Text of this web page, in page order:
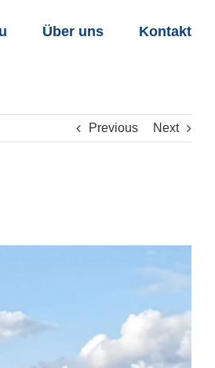
Über uns Kontakt
Previous Next